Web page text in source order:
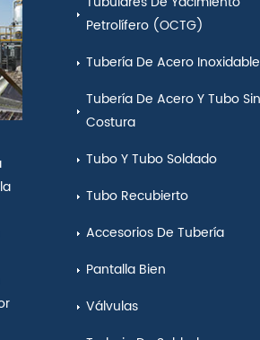
Petrolífero (OCTG)
Tubería De Acero Inoxidable
Tubería De Acero Y Tubo Sin
Costura
Tubo Y Tubo Soldado
Tubo Recubierto
Accesorios De Tubería
Pantalla Bien
Válvulas